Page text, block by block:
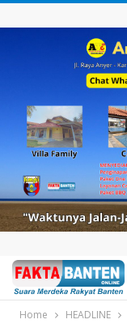
Home HEADLINE